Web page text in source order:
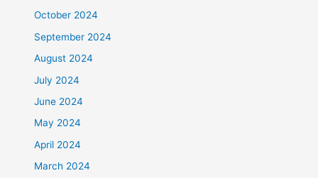
October 2024
September 2024
August 2024
July 2024
June 2024
May 2024
April 2024
March 2024